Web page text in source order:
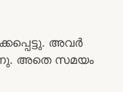
അവർ
അതെ സമയം